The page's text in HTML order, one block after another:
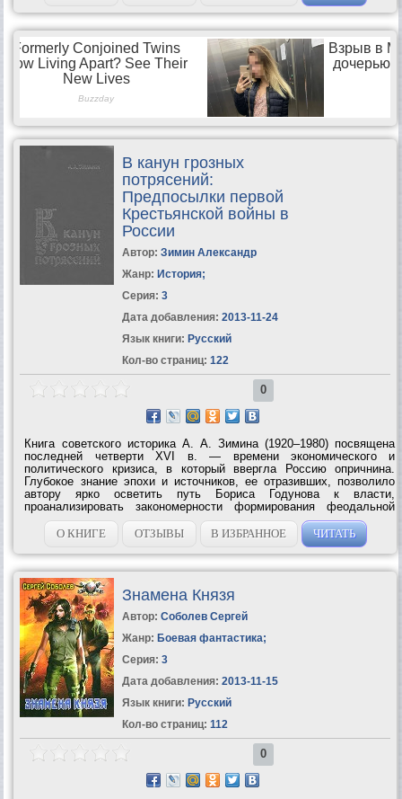
В канун грозных
потрясений:
Предпосылки первой
Крестьянской войны в
России
Автор: Зимин Александр
Жанр: История;
Серия: 3
Дата добавления: 2013-11-24
Язык книги: Русский
Кол-во страниц: 122
0
Книга советского историка А. А. Зимина (1920–1980) посвящена
последней четверти XVI в. — времени экономического и
политического кризиса, в который ввергла Россию опричнина.
Глубокое знание эпохи и источников, ее отразивших, позволило
автору ярко осветить путь Бориса Годунова к власти,
проанализировать закономерности формирования феодальной
формации в России и проследить развитие предпосылок первого
массового антифеодального...
О КНИГЕ ОТЗЫВЫ В ИЗБРАННОЕ ЧИТАТЬ
Знамена Князя
Автор: Соболев Сергей
Жанр: Боевая фантастика;
Серия: 3
Дата добавления: 2013-11-15
Язык книги: Русский
Кол-во страниц: 112
0